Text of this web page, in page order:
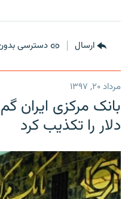
ارسال دسترسی
مرداد ۲۰, ۱۳۹۷
دلار را تکذیب کرد